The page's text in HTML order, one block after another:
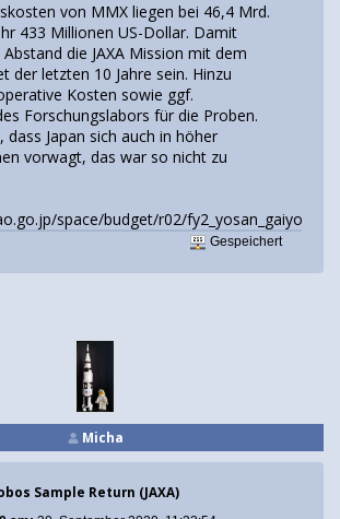
von MMX liegen bei 46,4 Mrd.
433 Millionen US-Dollar. Damit
die JAXA Mission mit dem
der letzten 10 Jahre sein. Hinzu
Kosten sowie ggf.
Forschungslabors für die Proben.
dass Japan sich auch in höher
vorwagt, das war so nicht zu
space/budget/r02/
Gespeichert
Micha
Sample Return (JAXA)